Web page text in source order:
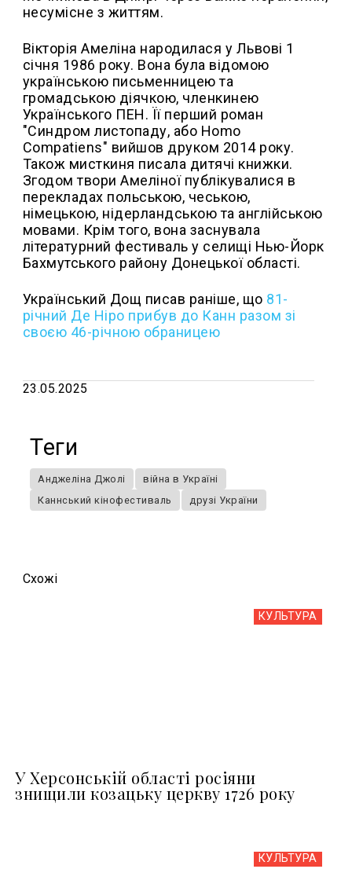
несумісне з життям.
Вікторія Амеліна народилася у Львові 1
січня 1986 року. Вона була відомою
українською письменницею та
громадською діячкою, членкинею
Українського ПЕН. Її перший роман
"Синдром листопаду, або Homo
Compatiens" вийшов друком 2014 року.
Також мисткиня писала дитячі книжки.
Згодом твори Амеліної публікувалися в
перекладах польською, чеською,
німецькою, нідерландською та англійською
мовами. Крім того, вона заснувала
літературний фестиваль у селищі Нью-Йорк
Бахмутського району Донецької області.
Український Дощ писав раніше, що 81-
річний Де Ніро прибув до Канн разом зі
своєю 46-річною обраницею
23.05.2025
Теги
Анджеліна Джолі
війна в Україні
Каннський кінофестиваль
друзі України
Схожi
КУЛЬТУРА
У Херсонській області росіяни
знищили козацьку церкву 1726 року
КУЛЬТУРА